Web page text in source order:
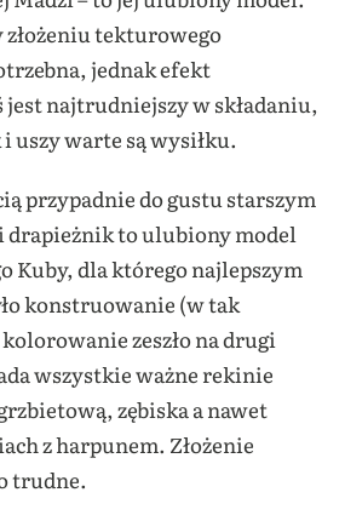
złożeniu tekturowego
jednak efekt
jest najtrudniejszy w składaniu,
uszy warte są wysiłku.
przypadnie do gustu starszym
drapieżnik to ulubiony model
Kuby, dla którego najlepszym
konstruowanie (w tak
zeszło na drugi
wszystkie ważne rekinie
zębiska a nawet
z harpunem. Złożenie
trudne.